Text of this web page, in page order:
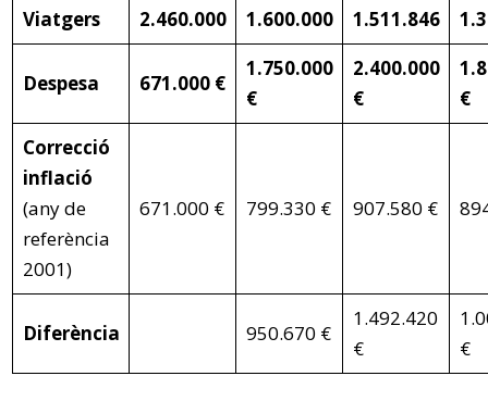
Viatgers
2.460.000 1.600.000 1.511.846
Despesa 671.000 €
1.750.000
€
2.400.000
€
€
Correcció
inflació
(any de
referència
2001)
671.000 € 799.330 € 907.580 €
Diferència 950.670 €
1.492.420
€
€